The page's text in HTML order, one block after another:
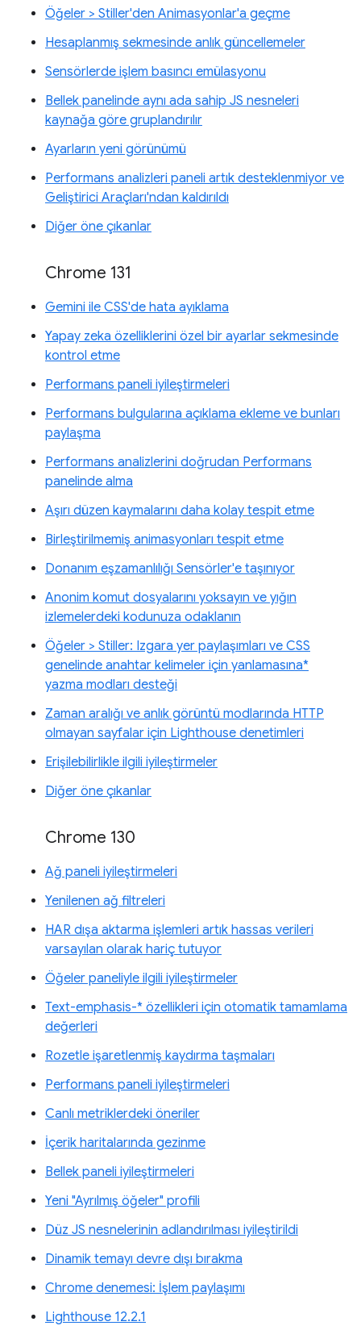
Öğeler > Stiller'den Animasyonlar'a geçme
Hesaplanmış sekmesinde anlık güncellemeler
Sensörlerde işlem basıncı emülasyonu
Bellek panelinde aynı ada sahip JS nesneleri
kaynağa göre gruplandırılır
Ayarların yeni görünümü
Performans analizleri paneli artık desteklenmiyor ve
Geliştirici Araçları'ndan kaldırıldı
Diğer öne çıkanlar
Chrome 131
Gemini ile CSS'de hata ayıklama
Yapay zeka özelliklerini özel bir ayarlar sekmesinde
kontrol etme
Performans paneli iyileştirmeleri
Performans bulgularına açıklama ekleme ve bunları
paylaşma
Performans analizlerini doğrudan Performans
panelinde alma
Aşırı düzen kaymalarını daha kolay tespit etme
Birleştirilmemiş animasyonları tespit etme
Donanım eşzamanlılığı Sensörler'e taşınıyor
Anonim komut dosyalarını yoksayın ve yığın
izlemelerdeki kodunuza odaklanın
Öğeler > Stiller: Izgara yer paylaşımları ve CSS
genelinde anahtar kelimeler için yanlamasına*
yazma modları desteği
Zaman aralığı ve anlık görüntü modlarında HTTP
olmayan sayfalar için Lighthouse denetimleri
Erişilebilirlikle ilgili iyileştirmeler
Diğer öne çıkanlar
Chrome 130
Ağ paneli iyileştirmeleri
Yenilenen ağ filtreleri
HAR dışa aktarma işlemleri artık hassas verileri
varsayılan olarak hariç tutuyor
Öğeler paneliyle ilgili iyileştirmeler
Text-emphasis-* özellikleri için otomatik tamamlama
değerleri
Rozetle işaretlenmiş kaydırma taşmaları
Performans paneli iyileştirmeleri
Canlı metriklerdeki öneriler
İçerik haritalarında gezinme
Bellek paneli iyileştirmeleri
Yeni "Ayrılmış öğeler" profili
Düz JS nesnelerinin adlandırılması iyileştirildi
Dinamik temayı devre dışı bırakma
Chrome denemesi: İşlem paylaşımı
Lighthouse 12.2.1